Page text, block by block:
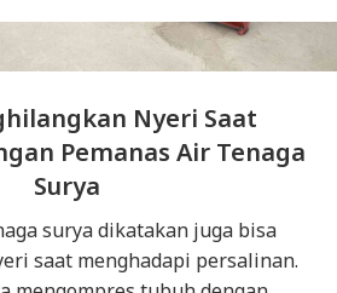
Nyeri Saat
Pemanas Air Tenaga
Surya
surya dikatakan juga bisa
saat menghadapi persalinan.